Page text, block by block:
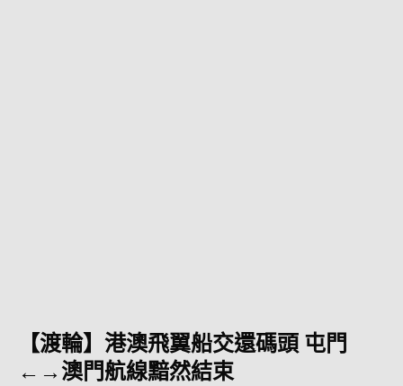
【渡輪】港澳飛翼船交還碼頭 屯門
←→澳門航線黯然結束